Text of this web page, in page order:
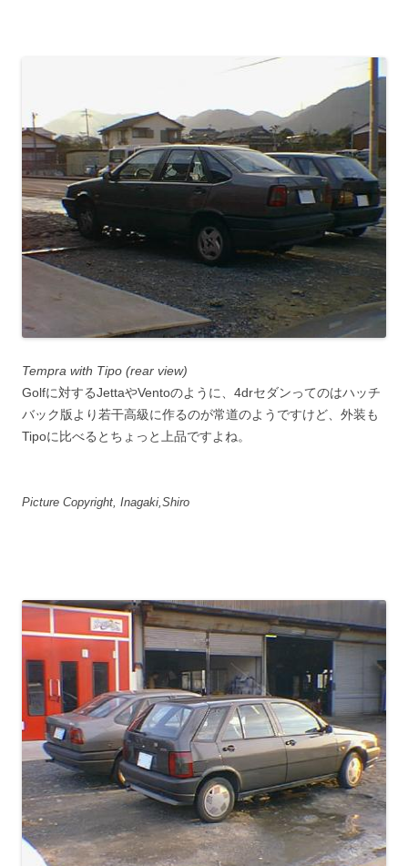
Tempra with Tipo (rear view)
Golfに対するJettaやVentoのように、4drセダンってのはハッチ
バック版より若干高級に作るのが常道のようですけど、外装も
Tipoに比べるとちょっと上品ですよね。
Picture Copyright, Inagaki,Shiro